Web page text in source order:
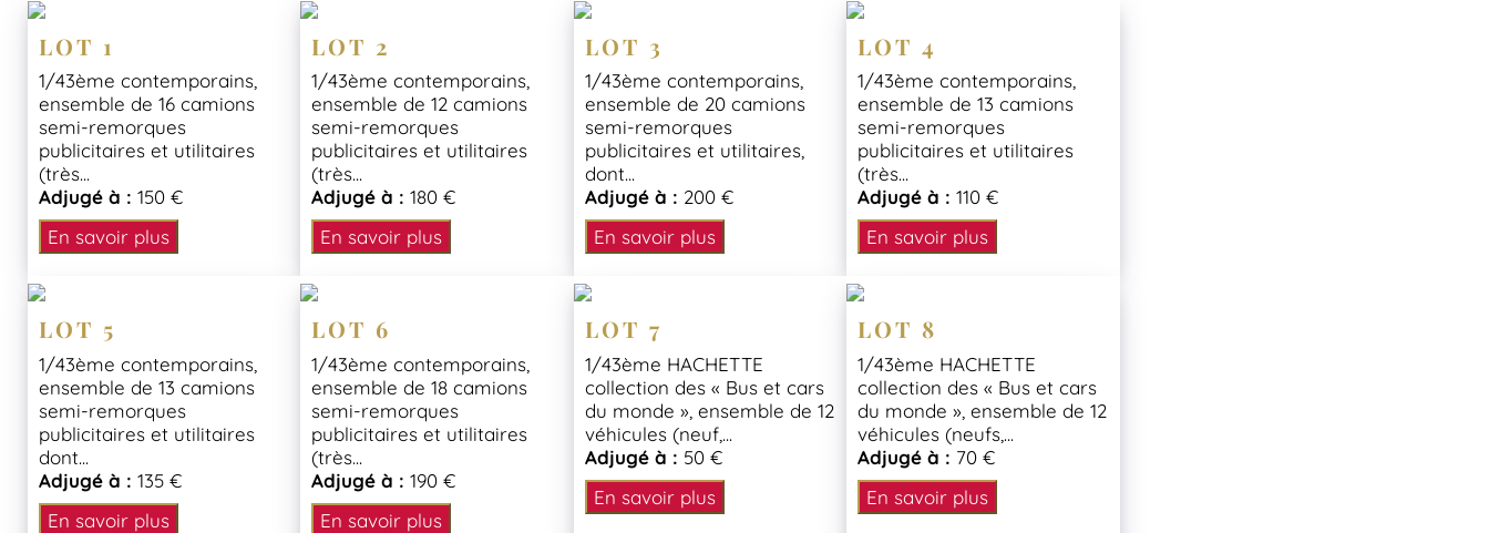
LOT 1
1/43ème contemporains,
ensemble de 16 camions
semi-remorques
publicitaires et utilitaires
(très...
Adjugé à : 150 €
En savoir plus
LOT 2
1/43ème contemporains,
ensemble de 12 camions
semi-remorques
publicitaires et utilitaires
(très...
Adjugé à :180 €
En savoir plus
LOT 3
1/43ème contemporains,
ensemble de 20 camions
semi-remorques
publicitaires et utilitaires,
dont...
Adjugé à : 200 €
En savoir plus
LOT 4
1/43ème contemporains,
ensemble de 13 camions
semi-remorques
publicitaires et utilitaires
(très...
Adjugé à :110 €
En savoir plus
LOT 5
1/43ème contemporains,
ensemble de 13 camions
semi-remorques
publicitaires et utilitaires
dont...
Adjugé à : 135 €
En savoir plus
LOT 6
1/43ème contemporains,
ensemble de 18 camions
semi-remorques
publicitaires et utilitaires
(très...
Adjugé à :190 €
En savoir plus
LOT 7
1/43ème HACHETTE
collection des « Bus et cars
du monde », ensemble de 12
véhicules (neuf,...
Adjugé à : 50 €
En savoir plus
LOT 8
1/43ème HACHETTE
collection des « Bus et cars
du monde », ensemble de 12
véhicules (neufs,...
Adjugé à : 70 €
En savoir plus